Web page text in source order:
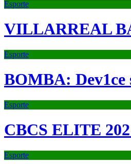
Esporte
VILLARREAL
Esporte
BOMBA: Dev1ce
Esporte
CBCS ELITE
Esporte